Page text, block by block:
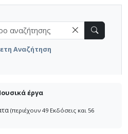
Αναζήτηση
έργα
(περιέχουν 49 Εκδόσεις και 56